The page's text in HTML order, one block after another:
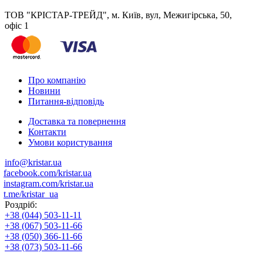
ТОВ "КРІСТАР-ТРЕЙД", м. Київ, вул, Межигірська, 50,
офіс 1
Про компанію
Новини
Питання-відповідь
Доставка та повернення
Контакти
Умови користування
info@kristar.ua
facebook.com/kristar.ua
instagram.com/kristar.ua
t.me/kristar_ua
Роздріб:
+38 (044) 503-11-11
+38 (067) 503-11-66
+38 (050) 366-11-66
+38 (073) 503-11-66